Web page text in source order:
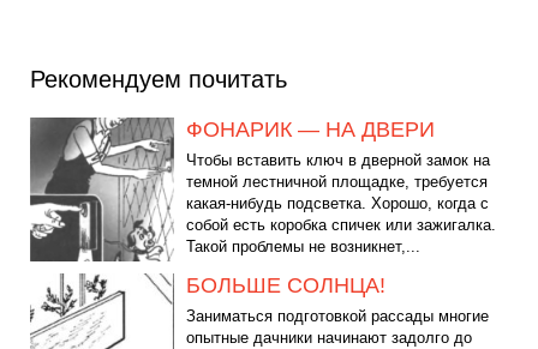
Рекомендуем почитать
ФОНАРИК — НА ДВЕРИ
Чтобы вставить ключ в дверной замок на
темной лестничной площадке, требуется
какая-нибудь подсветка. Хорошо, когда с
собой есть коробка спичек или зажигалка.
Такой проблемы не возникнет,...
БОЛЬШЕ СОЛНЦА!
Заниматься подготовкой рассады многие
опытные дачники начинают задолго до